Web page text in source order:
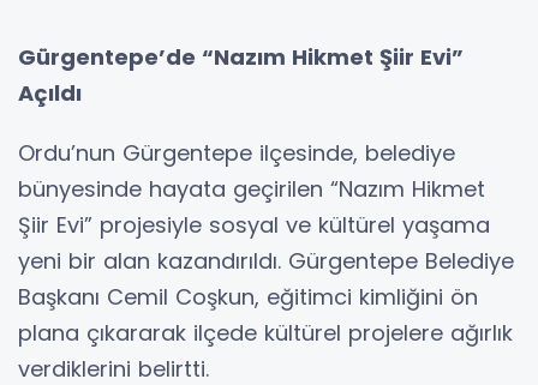
Gürgentepe’de “Nazım Hikmet Şiir Evi”
Açıldı
Ordu’nun Gürgentepe ilçesinde, belediye
bünyesinde hayata geçirilen “Nazım Hikmet
Şiir Evi” projesiyle sosyal ve kültürel yaşama
yeni bir alan kazandırıldı. Gürgentepe Belediye
Başkanı Cemil Coşkun, eğitimci kimliğini ön
plana çıkararak ilçede kültürel projelere ağırlık
verdiklerini belirtti.